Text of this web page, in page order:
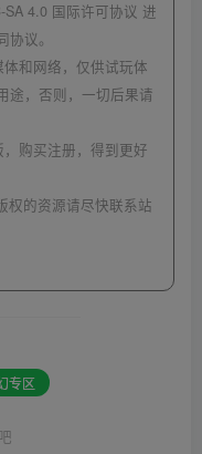
SA 4.0 国际许可协议 进
议。
和网络，仅供试玩体
途，否则，一切后果请
购买注册，得到更好
权的资源请尽快联系站
专区